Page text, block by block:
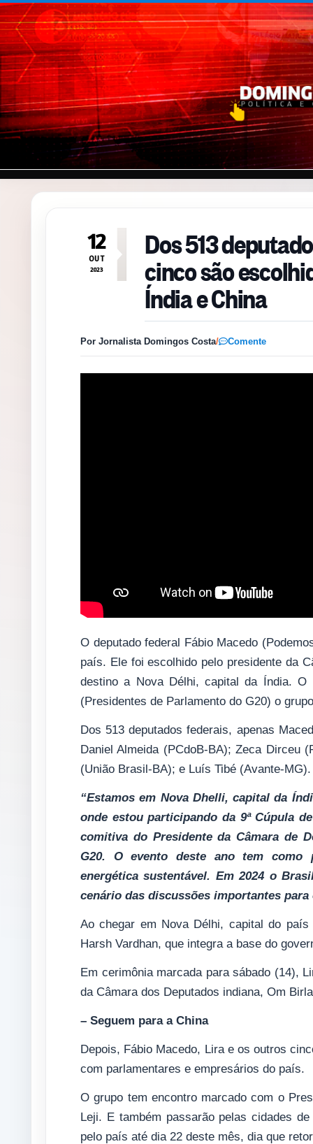
Pular para o conteúdo
12
OUT
2023
Dos 513
cinco são
Índia e China
Por Jornalista Domingos Costa/ Comente
O deputado federal Fábio Macedo
país. Ele foi escolhido pelo presidente da
destino a Nova Délhi, capital da Índia. O
(Presidentes de Parlamento do G20) o
Dos 513 deputados federais, apenas
Daniel Almeida (PCdoB-BA); Zeca Dirceu
(União Brasil-BA); e Luís Tibé (Avante-MG).
“Estamos em Nova Dhelli, capital da
onde estou participando da 9ª Cúpula
comitiva do Presidente da Câmara de
G20. O evento deste ano tem como
energética sustentável. Em 2024 o
cenário das discussões importantes para
Ao chegar em Nova Délhi, capital do
Harsh Vardhan, que integra a base do
Em cerimônia marcada para sábado (14),
da Câmara dos Deputados indiana, Om
– Seguem para a China
Depois, Fábio Macedo, Lira e os outros
com parlamentares e empresários do país.
O grupo tem encontro marcado com o
Leji. E também passarão pelas cidades
pelo país até dia 22 deste mês, dia que